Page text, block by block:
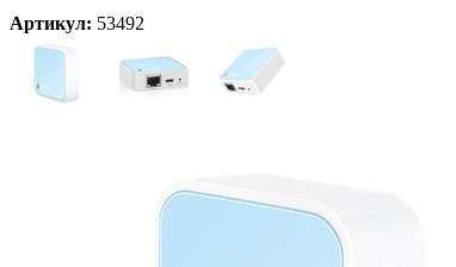
Артикул: 53492